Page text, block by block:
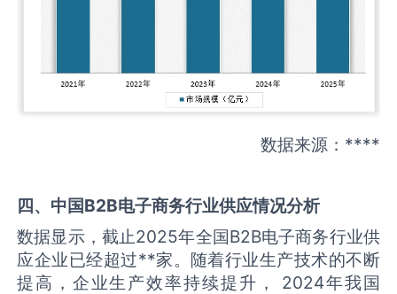
数据来源：****
四、中国B2B电子商务行业供应情况分析
数据显示，截止2025年全国B2B电子商务行业供
应企业已经超过**家。随着行业生产技术的不断
提高，企业生产效率持续提升， 2024年我国